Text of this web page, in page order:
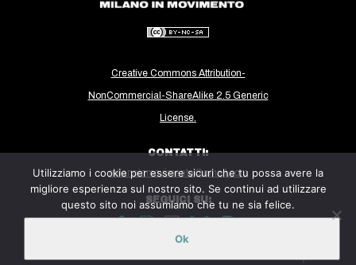
Creative Commons Attribution-
NonCommercial-ShareAlike 2.5 Generic
License.
CONTATTI:
milanoinmovimento@gmail.com
SEGUICI SU:
Utilizziamo i cookie per essere sicuri che tu possa avere la
migliore esperienza sul nostro sito. Se continui ad utilizzare
questo sito noi assumiamo che tu ne sia felice.
Ok